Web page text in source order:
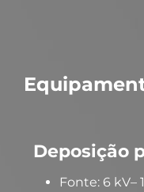
Deposição
Fonte: 6 kV–